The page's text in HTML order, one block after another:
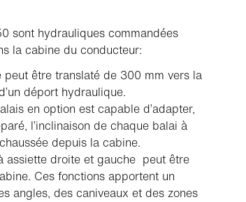
sont hydrauliques commandées
la cabine du conducteur:
peut être translaté de 300 mm vers la
déport hydraulique.
en option est capable d’adapter,
l’inclinaison de chaque balai à
depuis la cabine.
assiette droite et gauche peut être
Ces fonctions apportent un
angles, des caniveaux et des zones